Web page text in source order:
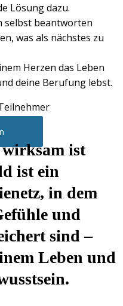
Lösung dazu.
selbst beantworten
was als nächstes zu
Herzen das Leben
deine Berufung lebst.
wirksam ist
ist ein
in dem
und
sind –
Leben und